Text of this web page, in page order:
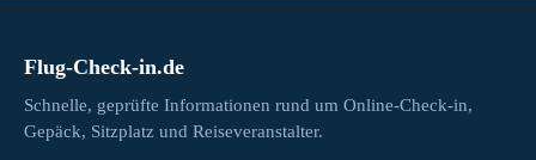
Flug-Check-in.de
Schnelle, geprüfte Informationen rund um Online-Check-in,
Gepäck, Sitzplatz und Reiseveranstalter.